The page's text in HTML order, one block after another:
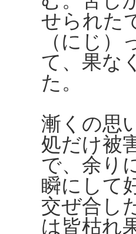
せられた
（にじ
て、果な
た。
漸くの思
処だけ被
で、余り
瞬にして
交ぜ合し
は皆枯れ